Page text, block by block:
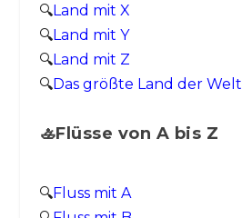
🔍Land mit X
🔍Land mit Y
🔍Land mit Z
🔍Das größte Land der Welt
🚣Flüsse von A bis Z
🔍Fluss mit A